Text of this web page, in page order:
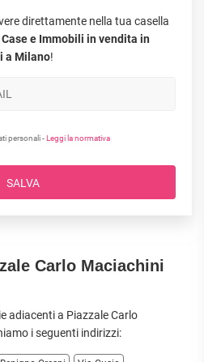
direttamente nella tua casella
Case e Immobili in vendita in
a Milano!
personali -Leggi la normativa
SALVA
Carlo Maciachini
adiacenti a Piazzale Carlo
i seguenti indirizzi: